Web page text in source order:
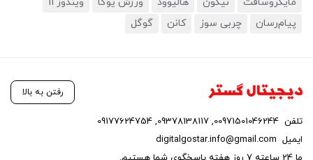
پیام‌رسان
چربی سوز کانن گوگل
رفتن به بالا
تلفن 00971501046244
,
09378138117
,
09177624754
ایمیل digitalgostar.info@gmail.com